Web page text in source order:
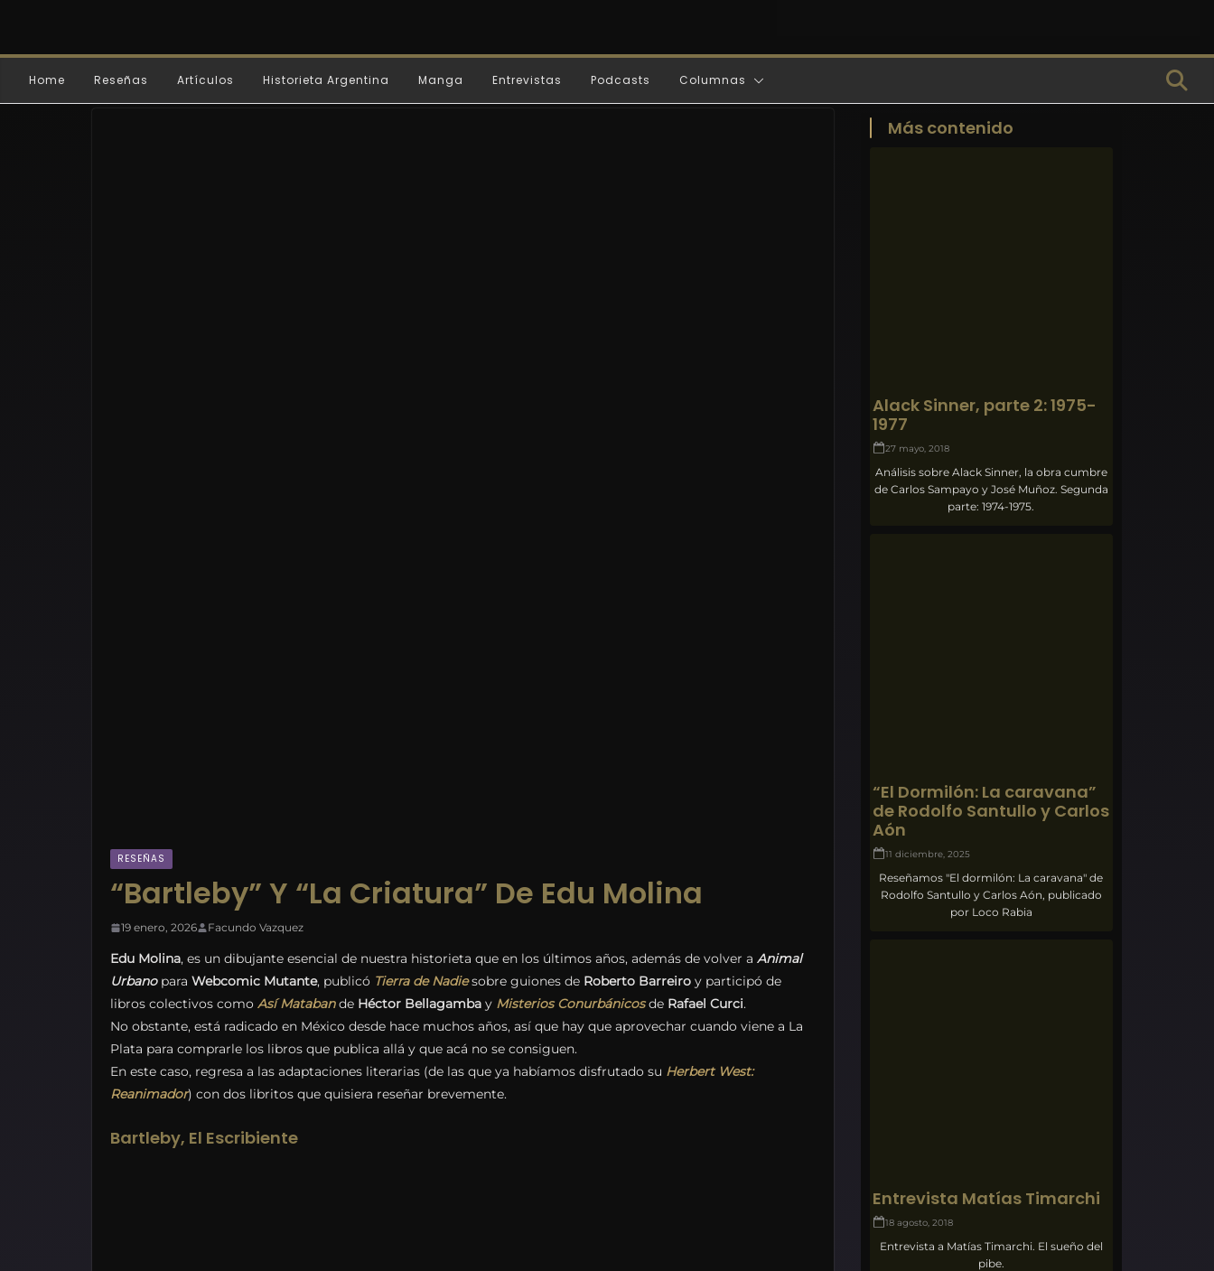
Home Reseñas Artículos Historieta Argentina Manga Entrevistas Podcasts Columnas
RESEÑAS
“Bartleby” Y “La Criatura” De Edu Molina
19 enero, 2026 Facundo Vazquez
Edu Molina, es un dibujante esencial de nuestra historieta que en los últimos años, además de volver a Animal
Urbanopara Webcomic Mutante, publicó Tierra de Nadiesobre guiones de Roberto Barreiro y participó de
libros colectivos como Así Matabande Héctor Bellagamba y Misterios Conurbánicosde Rafael Curci.
No obstante, está radicado en México desde hace muchos años, así que hay que aprovechar cuando viene a La
Plata para comprarle los libros que publica allá y que acá no se consiguen.
En este caso, regresa a las adaptaciones literarias (de las que ya habíamos disfrutado su Herbert West:
Reanimador) con dos libritos que quisiera reseñar brevemente.
Bartleby, El Escribiente
Más contenido
Alack Sinner, parte 2: 1975-
1977
27 mayo, 2018
Análisis sobre Alack Sinner, la obra cumbre
de Carlos Sampayo y José Muñoz. Segunda
parte: 1974-1975.
“El Dormilón: La caravana”
de Rodolfo Santullo y Carlos
Aón
11 diciembre, 2025
Reseñamos "El dormilón: La caravana" de
Rodolfo Santullo y Carlos Aón, publicado
por Loco Rabia
Entrevista Matías Timarchi
18 agosto, 2018
Entrevista a Matías Timarchi. El sueño del
pibe.